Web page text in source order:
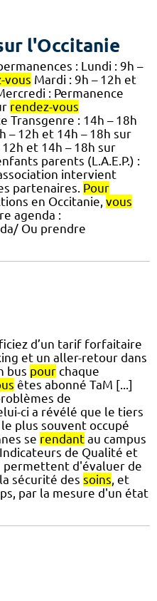
l'Occitanie
: Lundi : 9h –
vous Mardi : 9h – 12h et
: Permanence
rendez-vous
Transgenre : 14h – 18h
– 12h et 14h – 18h sur
et 14h – 18h sur
parents (L.A.E.P.) :
intervient
partenaires. Pour
en Occitanie, vous
agenda :
Ou prendre
d’un tarif forfaitaire
et un aller-retour dans
bus pour chaque
êtes abonné TaM [...]
de
ci a révélé que le tiers
plus souvent occupé
se rendant au campus
de Qualité et
permettent d'évaluer de
sécurité des soins, et
par la mesure d'un état